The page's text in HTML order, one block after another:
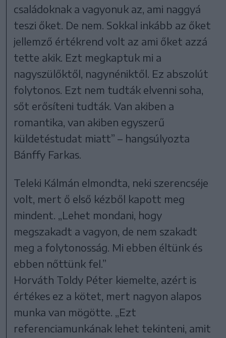
családoknak a vagyonuk az, ami naggyá
teszi őket. De nem. Sokkal inkább az őket
jellemző értékrend volt az ami őket azzá
tette akik. Ezt megkaptuk mi a
nagyszülőktől, nagynéniktől. Ez abszolút
folytonos. Ezt nem tudták elvenni soha,
sőt erősíteni tudták. Van akiben a
romantika, van akiben egyszerű
küldetéstudat miatt” – hangsúlyozta
Bánffy Farkas.
Teleki Kálmán elmondta, neki szerencséje
volt, mert ő első kézből kapott meg
mindent. „Lehet mondani, hogy
megszakadt a vagyon, de nem szakadt
meg a folytonosság. Mi ebben éltünk és
ebben nőttünk fel.”
Horváth Toldy Péter kiemelte, azért is
értékes ez a kötet, mert nagyon alapos
munka van mögötte. „Ezt
referenciamunkának lehet tekinteni, amit